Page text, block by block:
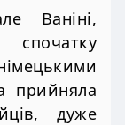
Ваніні,
прийняла
дуже